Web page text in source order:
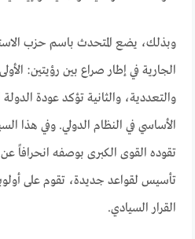
وبذلك، يضع المتحدث باسم حزب
الجارية في إطار صراع بين رؤيتين:
والتعددية، والثانية تؤكد عودة الدولة
الأساسي في النظام الدولي. وفي هذا
تقوده القوى الكبرى بوصفه انحرافاً عن
تأسيس لقواعد جديدة، تقوم على
القرار السيادي.